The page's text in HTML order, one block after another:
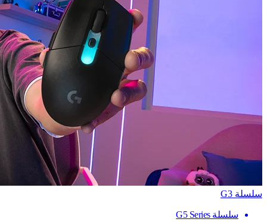
سلسلة G3
سلسلة G5 Series